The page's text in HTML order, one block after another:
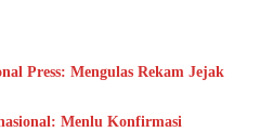
Press: Mengulas Rekam Jejak
Menlu Konfirmasi